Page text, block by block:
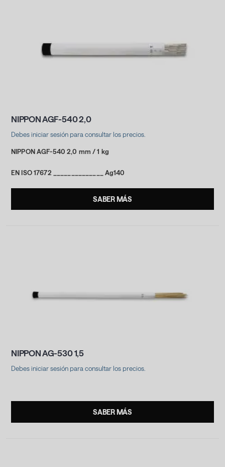
NIPPON AGF-540 2,0
Debes iniciar sesión para consultar los precios.
NIPPON AGF-540 2,0 mm / 1 kg
EN ISO 17672 ______________ Ag140
SABER MÁS
NIPPON AG-530 1,5
Debes iniciar sesión para consultar los precios.
SABER MÁS